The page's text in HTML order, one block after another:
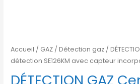
Accueil / GAZ /Détection gaz /
détection SE126KM avec capteur